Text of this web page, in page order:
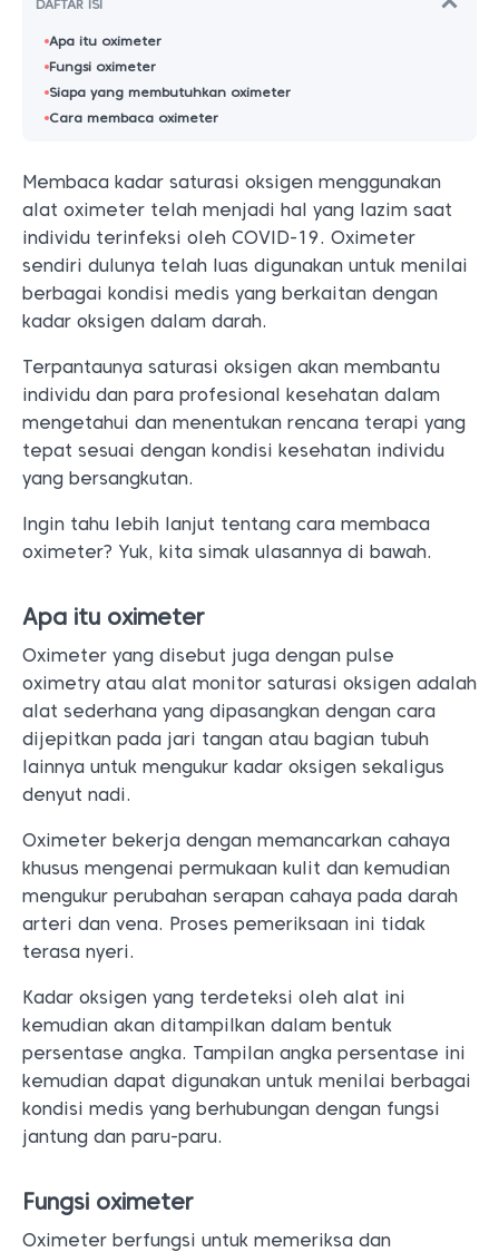
DAFTAR ISI
Apa itu oximeter
Fungsi oximeter
Siapa yang membutuhkan oximeter
Cara membaca oximeter
Membaca kadar saturasi oksigen menggunakan
alat oximeter telah menjadi hal yang lazim saat
individu terinfeksi oleh COVID-19. Oximeter
sendiri dulunya telah luas digunakan untuk menilai
berbagai kondisi medis yang berkaitan dengan
kadar oksigen dalam darah.
Terpantaunya saturasi oksigen akan membantu
individu dan para profesional kesehatan dalam
mengetahui dan menentukan rencana terapi yang
tepat sesuai dengan kondisi kesehatan individu
yang bersangkutan.
Ingin tahu lebih lanjut tentang cara membaca
oximeter? Yuk, kita simak ulasannya di bawah.
Apa itu oximeter
Oximeter yang disebut juga dengan pulse
oximetry atau alat monitor saturasi oksigen adalah
alat sederhana yang dipasangkan dengan cara
dijepitkan pada jari tangan atau bagian tubuh
lainnya untuk mengukur kadar oksigen sekaligus
denyut nadi.
Oximeter bekerja dengan memancarkan cahaya
khusus mengenai permukaan kulit dan kemudian
mengukur perubahan serapan cahaya pada darah
arteri dan vena. Proses pemeriksaan ini tidak
terasa nyeri.
Kadar oksigen yang terdeteksi oleh alat ini
kemudian akan ditampilkan dalam bentuk
persentase angka. Tampilan angka persentase ini
kemudian dapat digunakan untuk menilai berbagai
kondisi medis yang berhubungan dengan fungsi
jantung dan paru-paru.
Fungsi oximeter
Oximeter berfungsi untuk memeriksa dan